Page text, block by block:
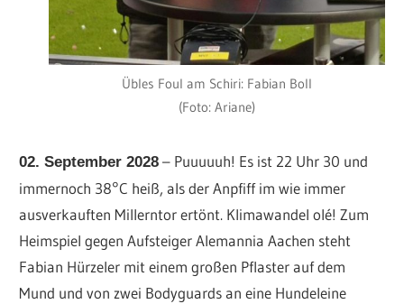
Übles Foul am Schiri: Fabian Boll
(Foto: Ariane)
02. September 2028 – Puuuuuh! Es ist 22 Uhr 30 und
immernoch 38°C heiß, als der Anpfiff im wie immer
ausverkauften Millerntor ertönt. Klimawandel olé! Zum
Heimspiel gegen Aufsteiger Alemannia Aachen steht
Fabian Hürzeler mit einem großen Pflaster auf dem
Mund und von zwei Bodyguards an eine Hundeleine